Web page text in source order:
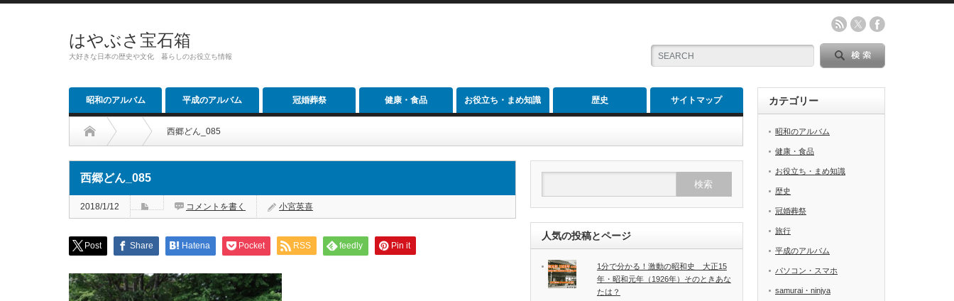
はやぶさ宝石箱
大好きな日本の歴史や文化 暮らしのお役立ち情報
昭和のアルバム 平成のアルバム 冠婚葬祭 健康・食品 お役立ち・まめ知識 歴史 サイトマップ
西郷どん_085
西郷どん_085
2018/1/12 コメントを書く 小宮英喜
Post Share Hatena Pocket RSS feedly Pin it
人気の投稿とページ
1分で分かる！激動の昭和史 大正15
年・昭和元年（1926年）そのときあな
たは？
カテゴリー
昭和のアルバム
健康・食品
お役立ち・まめ知識
歴史
冠婚葬祭
旅行
平成のアルバム
パソコン・スマホ
samurai・ninjya